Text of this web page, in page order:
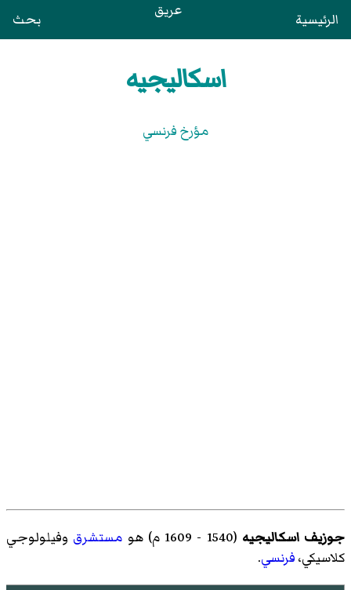
الرئيسية عريق بحث
اسكاليجيه
مؤرخ فرنسي
جوزيف اسكاليجيه (1540 - 1609 م) هو مستشرق وفيلولوجي
كلاسيكي،فرنسي.